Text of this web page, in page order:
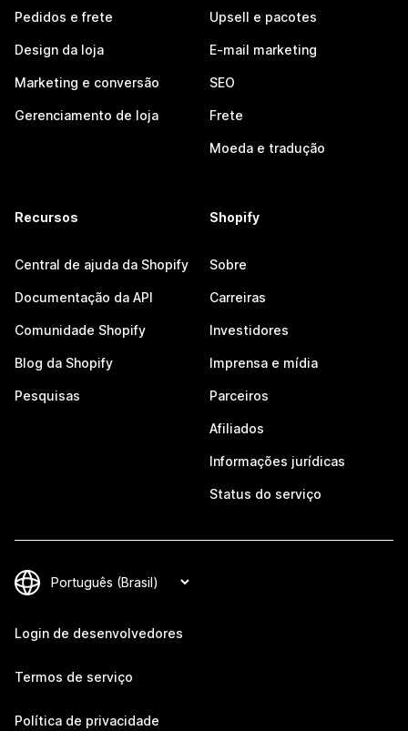
Pedidos e frete
Design da loja
Marketing e conversão
Gerenciamento de loja
Upsell e pacotes
E-mail marketing
SEO
Frete
Moeda e tradução
Recursos
Central de ajuda da Shopify
Documentação da API
Comunidade Shopify
Blog da Shopify
Pesquisas
Shopify
Sobre
Carreiras
Investidores
Imprensa e mídia
Parceiros
Afiliados
Informações jurídicas
Status do serviço
Login de desenvolvedores
Termos de serviço
Política de privacidade